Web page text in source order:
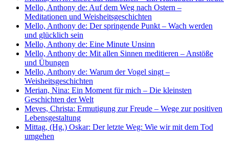
Mello, Anthony de: Auf dem Weg nach Ostern –
Meditationen und Weisheitsgeschichten
Mello, Anthony de: Der springende Punkt – Wach werden
und glücklich sein
Mello, Anthony de: Eine Minute Unsinn
Mello, Anthony de: Mit allen Sinnen meditieren – Anstöße
und Übungen
Mello, Anthony de: Warum der Vogel singt –
Weisheitsgeschichten
Merian, Nina: Ein Moment für mich – Die kleinsten
Geschichten der Welt
Meves, Christa: Ermutigung zur Freude – Wege zur positiven
Lebensgestaltung
Mittag, (Hg.) Oskar: Der letzte Weg: Wie wir mit dem Tod
umgehen